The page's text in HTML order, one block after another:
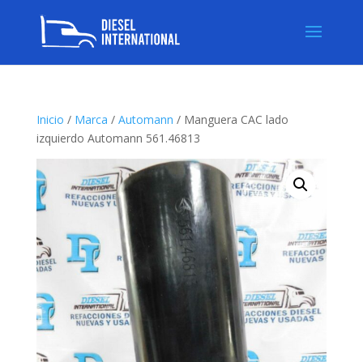
Inicio / Marca / Automann / Manguera CAC lado
izquierdo Automann 561.46813